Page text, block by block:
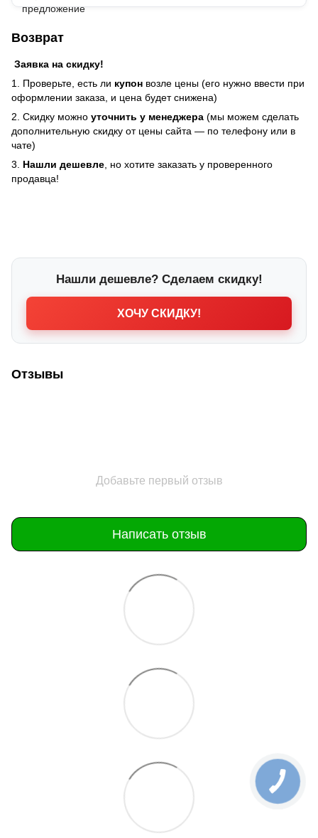
Возврат
Заявка на скидку!
1. Проверьте, есть ли купон возле цены (его нужно ввести при
оформлении заказа, и цена будет снижена)
2. Скидку можно уточнить у менеджера (мы можем сделать
дополнительную скидку от цены сайта — по телефону или в
чате)
3. Нашли дешевле , но хотите заказать у проверенного
продавца!
Нашли дешевле? Сделаем скидку!
ХОЧУ СКИДКУ!
Отзывы
Добавьте первый отзыв
Написать отзыв